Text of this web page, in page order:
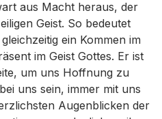
aus Macht heraus, der
Geist. So bedeutet
ein Kommen im
im Geist Gottes. Er ist
um uns Hoffnung zu
uns sein, immer mit uns
Augenblicken der